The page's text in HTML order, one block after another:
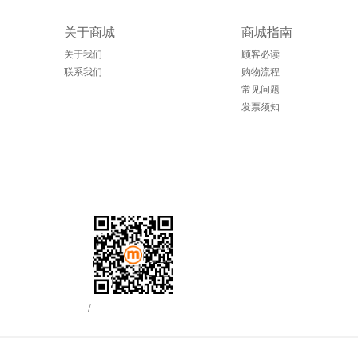
关于商城
关于我们
联系我们
商城指南
顾客必读
购物流程
常见问题
发票须知
/